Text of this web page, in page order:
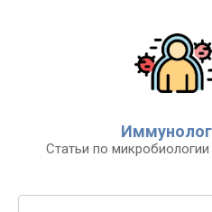
Статьи по
Поиск: